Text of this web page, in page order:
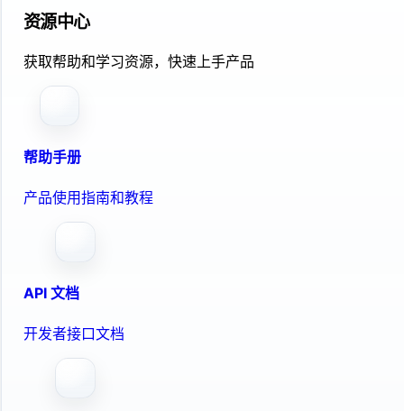
资源中心
获取帮助和学习资源，快速上手产品
帮助手册
产品使用指南和教程
API 文档
开发者接口文档